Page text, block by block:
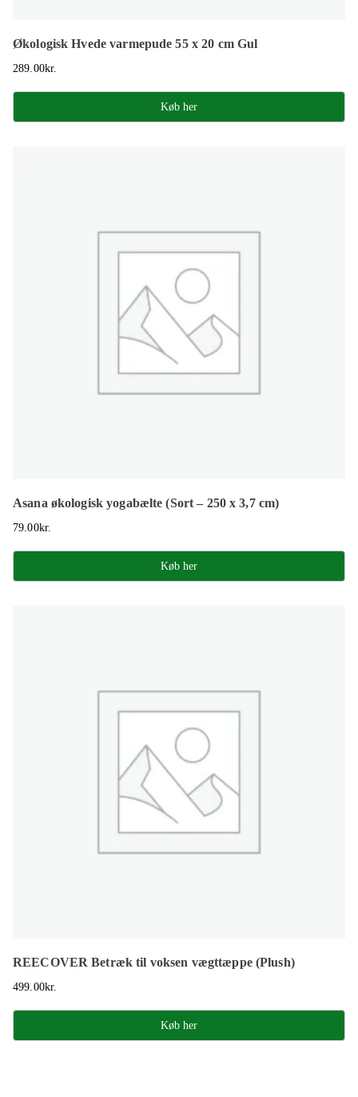
Økologisk Hvede varmepude 55 x 20 cm Gul
289.00kr.
Køb her
Asana økologisk yogabælte (Sort – 250 x 3,7 cm)
79.00kr.
Køb her
REECOVER Betræk til voksen vægttæppe (Plush)
499.00kr.
Køb her